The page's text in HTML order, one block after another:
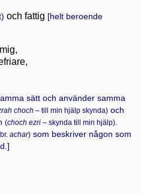
och fattig [helt beroende
sätt och använder samma
choch – till min hjälp skynda) och
(choch ezri – skynda till min hjälp).
achar) som beskriver någon som